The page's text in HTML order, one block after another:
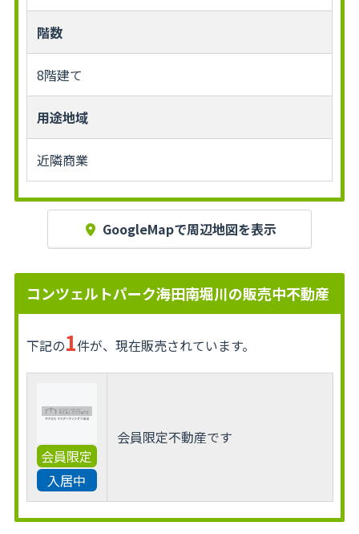
階数
8階建て
用途地域
近隣商業
GoogleMapで周辺地図を表示
コンツェルトパーク海田南堀川の販売中不動産
下記の1件が、現在販売されています。
会員限定
入居中
会員限定不動産です